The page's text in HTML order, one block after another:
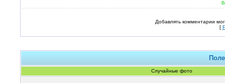
Добавлять комментарии
[
Случайные фото